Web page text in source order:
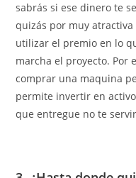
sabrás si ese dinero te
quizás por muy
utilizar el premio en lo
marcha el proyecto. Por
comprar una maquina
permite invertir en
que entregue no te